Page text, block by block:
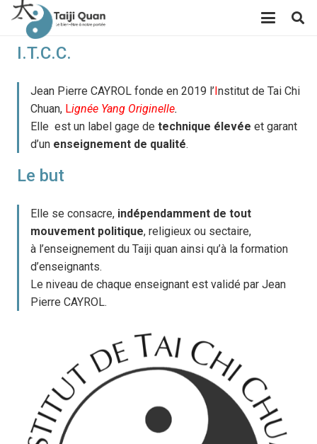
I.T.C.C.
Jean Pierre CAYROL fonde en 2019 l’Institut de Tai Chi
Chuan, Lignée Yang Originelle.
Elle est un label gage de technique élevée et garant
d’un enseignement de qualité.
Le but
Elle se consacre, indépendamment de tout
mouvement politique, religieux ou sectaire,
à l’enseignement du Taiji quan ainsi qu’à la formation
d’enseignants.
Le niveau de chaque enseignant est validé par Jean
Pierre CAYROL.